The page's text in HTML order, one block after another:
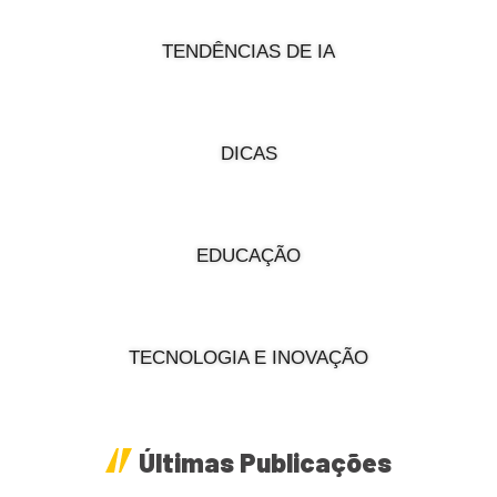
TENDÊNCIAS DE IA
DICAS
EDUCAÇÃO
TECNOLOGIA E INOVAÇÃO
Últimas Publicações